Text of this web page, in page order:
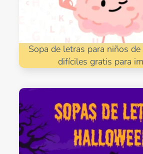
Sopa de letras para niños
difíciles gratis para